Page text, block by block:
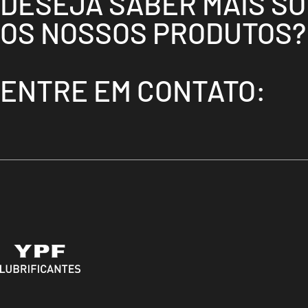
OS NOSSOS PRODUTOS?
ENTRE EM CONTATO: